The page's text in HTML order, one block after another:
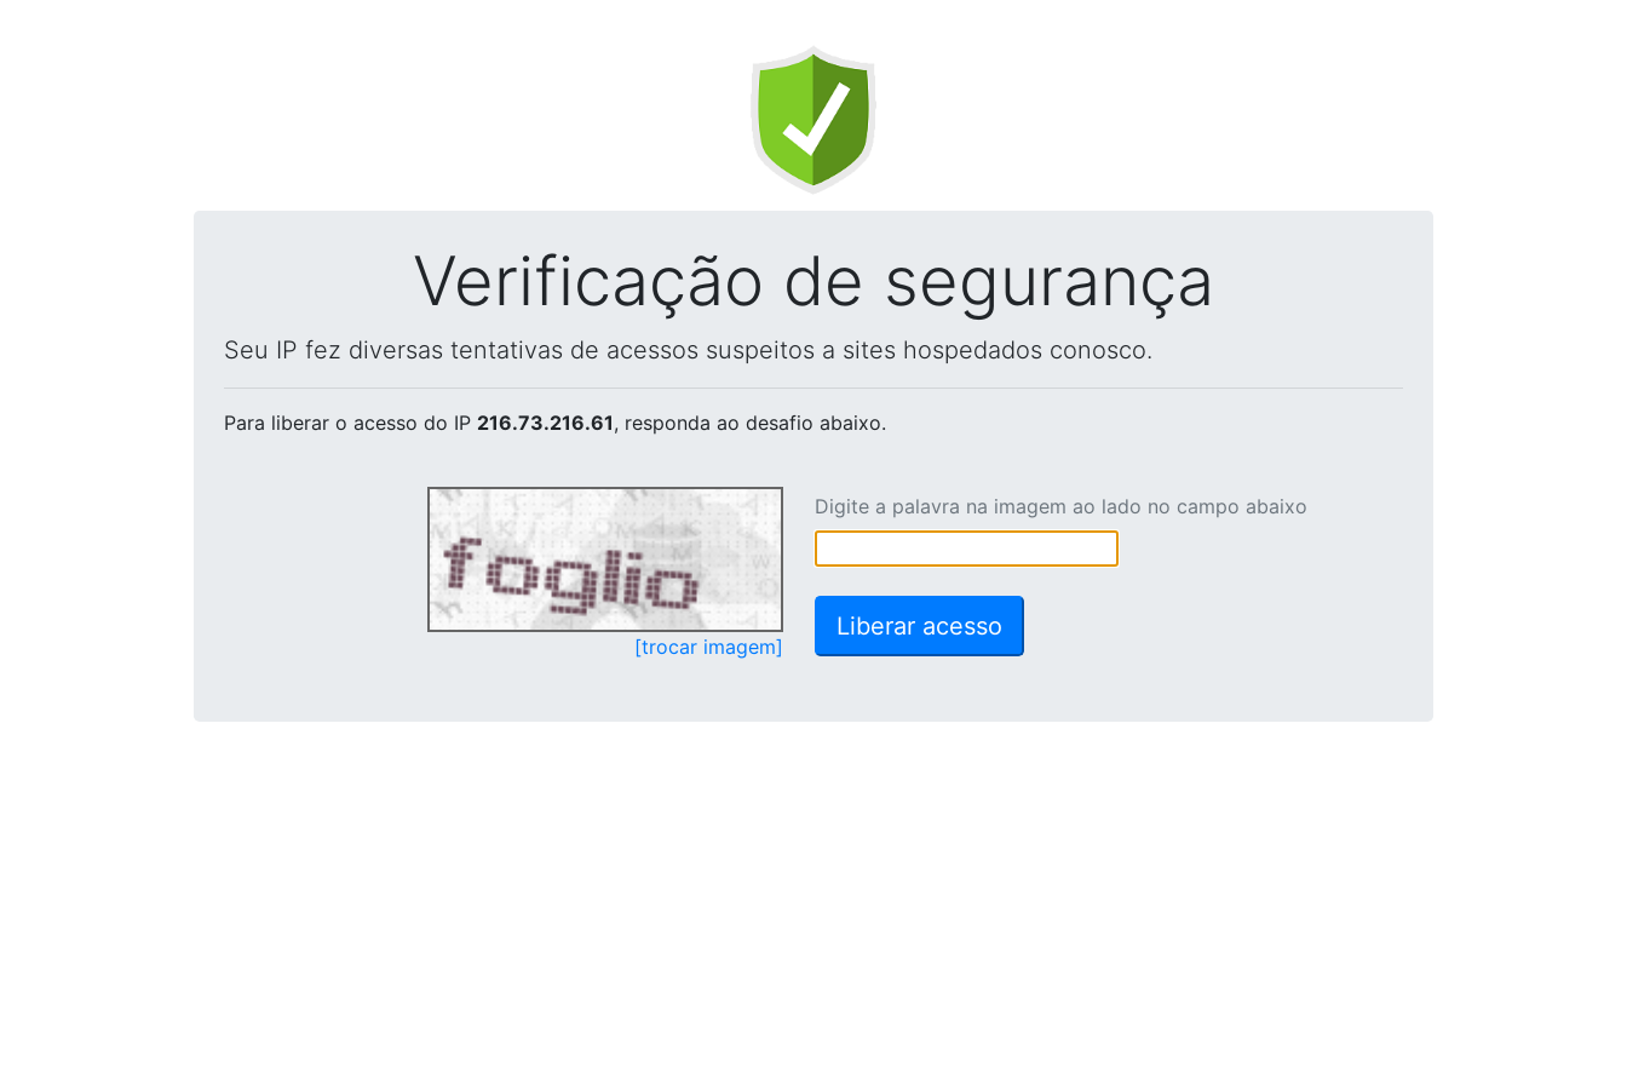
Verificação de segurança
Seu IP fez diversas tentativas de acessos suspeitos a sites hospedados conosco.
Para liberar o acesso do IP 216.73.216.61, responda ao desafio abaixo.
[trocar imagem]
Digite a palavra na imagem ao lado no campo abaixo